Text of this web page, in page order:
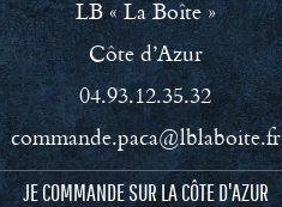
LB « La Boîte »
Côte d’Azur
04.93.12.35.32
commande.paca@lblaboite.fr
JE COMMANDE SUR LA CÔTE D'AZUR